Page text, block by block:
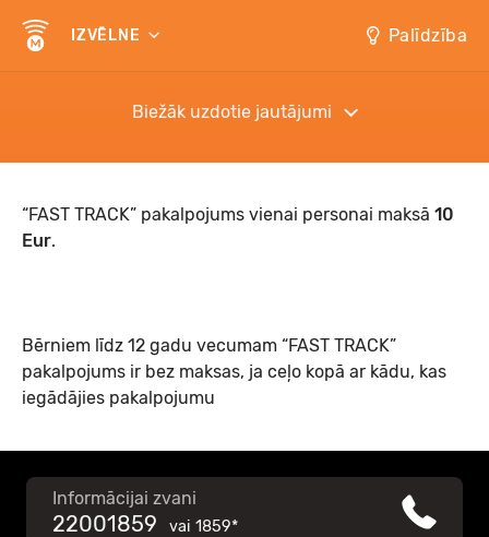
IZVĒLNE Palīdzība
Biežāk uzdotie jautājumi
“FAST TRACK” pakalpojums vienai personai maksā 10
Eur.
Bērniem līdz 12 gadu vecumam “FAST TRACK”
pakalpojums ir bez maksas, ja ceļo kopā ar kādu, kas
iegādājies pakalpojumu
Informācijai zvani
22001859 vai 1859*